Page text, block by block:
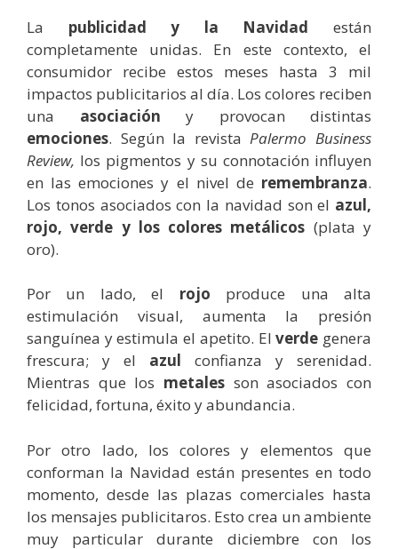
La publicidad y la Navidad están
completamente unidas. En este contexto, el
consumidor recibe estos meses hasta 3 mil
impactos publicitarios al día. Los colores reciben
una asociación y provocan distintas
emociones. Según la revista Palermo Business
Review, los pigmentos y su connotación influyen
en las emociones y el nivel de remembranza.
Los tonos asociados con la navidad son el azul,
rojo, verde y los colores metálicos (plata y
oro).
Por un lado, el rojo produce una alta
estimulación visual, aumenta la presión
sanguínea y estimula el apetito. Elverde genera
frescura; y el azul confianza y serenidad.
Mientras que los metales son asociados con
felicidad, fortuna, éxito y abundancia.
Por otro lado, los colores y elementos que
conforman la Navidad están presentes en todo
momento, desde las plazas comerciales hasta
los mensajes publicitaros. Esto crea un ambiente
muy particular durante diciembre con los